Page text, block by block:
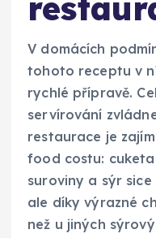
V domácích
tohoto receptu v
rychlé přípravě.
servírování
restaurace je
food costu: cuketa
suroviny a sýr sice
ale díky výrazné
než u jiných